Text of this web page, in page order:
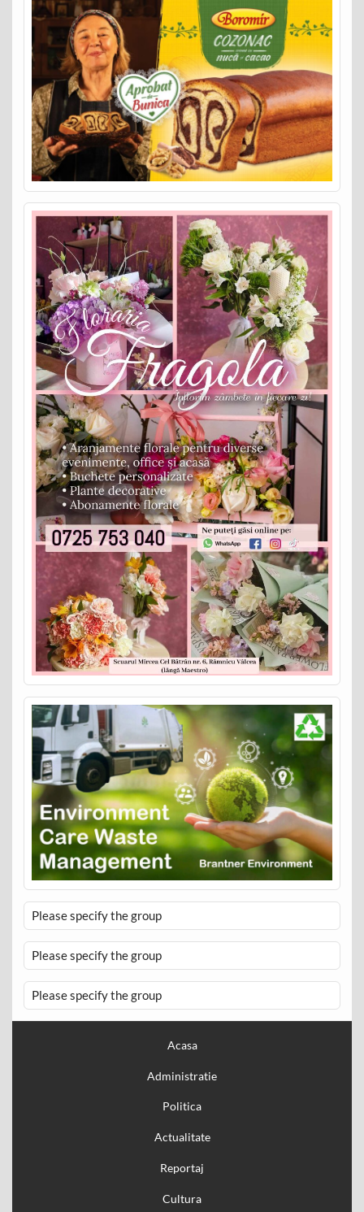
Please specify the group
Please specify the group
Please specify the group
Acasa
Administratie
Politica
Actualitate
Reportaj
Cultura